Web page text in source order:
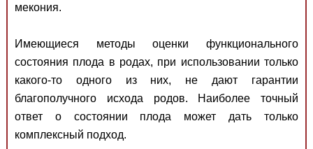
мекония.
Имеющиеся методы оценки функционального
состояния плода в родах, при использовании только
какого-то одного из них, не дают гарантии
благополучного исхода родов. Наиболее точный
ответ о состоянии плода может дать только
комплексный подход.